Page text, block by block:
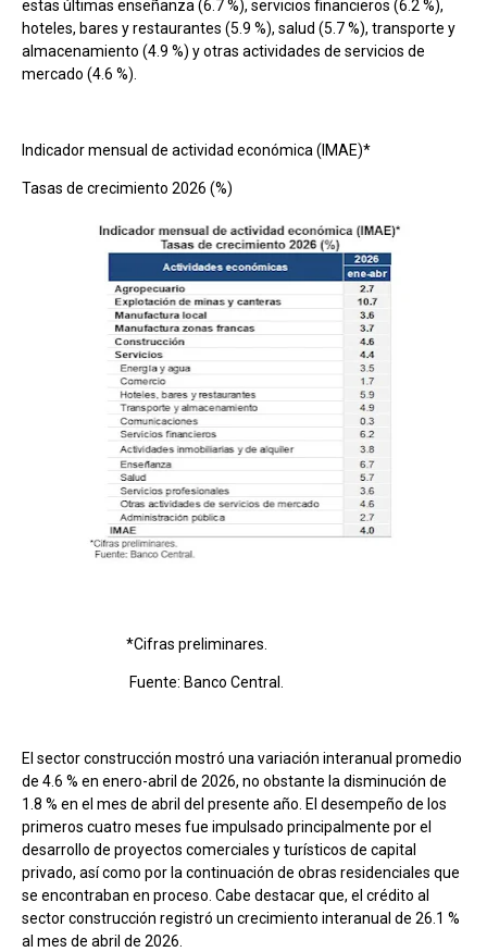
estas últimas enseñanza (6.7 %), servicios financieros (6.2 %),
hoteles, bares y restaurantes (5.9 %), salud (5.7 %), transporte y
almacenamiento (4.9 %) y otras actividades de servicios de
mercado (4.6 %).
Indicador mensual de actividad económica (IMAE)*
Tasas de crecimiento 2026 (%)
*Cifras preliminares.
Fuente: Banco Central.
El sector construcción mostró una variación interanual promedio
de 4.6 % en enero-abril de 2026, no obstante la disminución de
1.8 % en el mes de abril del presente año. El desempeño de los
primeros cuatro meses fue impulsado principalmente por el
desarrollo de proyectos comerciales y turísticos de capital
privado, así como por la continuación de obras residenciales que
se encontraban en proceso. Cabe destacar que, el crédito al
sector construcción registró un crecimiento interanual de 26.1 %
al mes de abril de 2026.